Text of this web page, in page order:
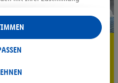
sparen³²ᵃ
mit dem IAB TCF
Werbung
Werbung werden